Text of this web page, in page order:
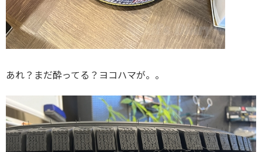
あれ？まだ酔ってる？ヨコハマが。。